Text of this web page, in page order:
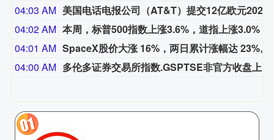
04:03 AM
04:02 AM
04:01 AM
04:00 AM
多伦多证券交易所指数.GSPTSE非官方收盘上涨244.92点，涨幅0.68%，报36,381.23点。